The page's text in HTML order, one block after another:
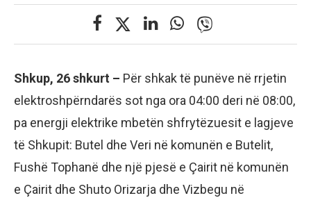
Shkup, 26 shkurt – Për shkak të punëve në rrjetin
elektroshpërndarës sot nga ora 04:00 deri në 08:00,
pa energji elektrike mbetën shfrytëzuesit e lagjeve
të Shkupit: Butel dhe Veri në komunën e Butelit,
Fushë Tophanë dhe një pjesë e Çairit në komunën
e Çairit dhe Shuto Orizarja dhe Vizbegu në